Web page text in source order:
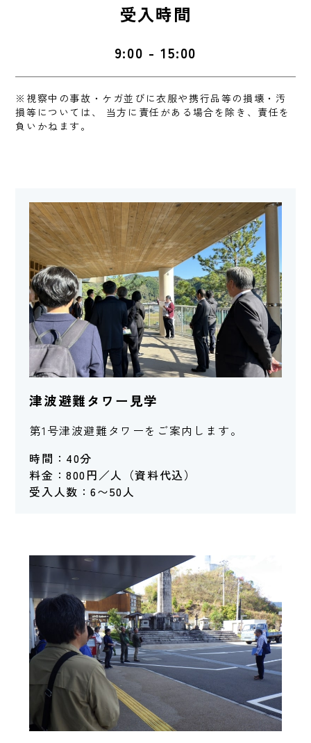
受入時間
9:00 - 15:00
※視察中の事故・ケガ並びに衣服や携行品等の損壊・汚
損等については、
当方に責任がある場合を除き、責任を
負いかねます。
津波避難タワー見学
第1号津波避難タワーをご案内します。
時間：40分
料金：800円／人（資料代込）
受入人数：6〜50人